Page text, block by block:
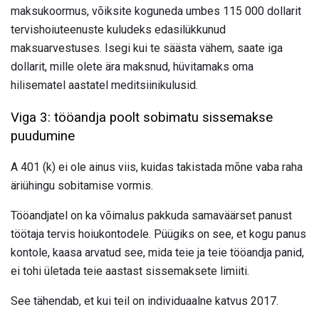
maksukoormus, võiksite koguneda umbes 115 000 dollarit
tervishoiuteenuste kuludeks edasilükkunud
maksuarvestuses. Isegi kui te säästa vähem, saate iga
dollarit, mille olete ära maksnud, hüvitamaks oma
hilisematel aastatel meditsiinikulusid.
Viga 3: tööandja poolt sobimatu sissemakse
puudumine
A 401 (k) ei ole ainus viis, kuidas takistada mõne vaba raha
äriühingu sobitamise vormis.
Tööandjatel on ka võimalus pakkuda samaväärset panust
töötaja tervis hoiukontodele. Püügiks on see, et kogu panus
kontole, kaasa arvatud see, mida teie ja teie tööandja panid,
ei tohi ületada teie aastast sissemaksete limiiti.
See tähendab, et kui teil on individuaalne katvus 2017.